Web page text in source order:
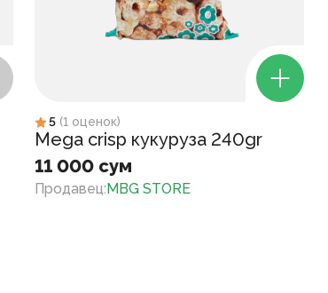
5 (1 оценок)
Mega crisp кукуруза 240gr
11 000 сум
Продавец:MBG STORE